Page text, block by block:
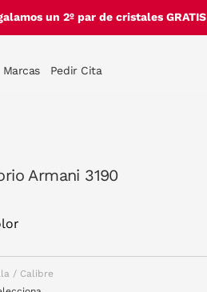
un 2º par de cristales GRATIS
Marcas Pedir Cita
Armani 3190
/ Calibre